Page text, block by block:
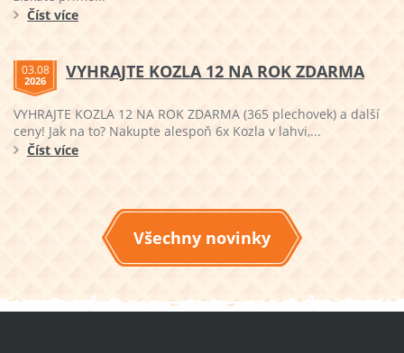
Číst více
03.08
2026 VYHRAJTE KOZLA 12 NA ROK ZDARMA
VYHRAJTE KOZLA 12 NA ROK ZDARMA (365 plechovek) a další
ceny! Jak na to? Nakupte alespoň 6x Kozla v lahvi,...
Číst více
Všechny novinky